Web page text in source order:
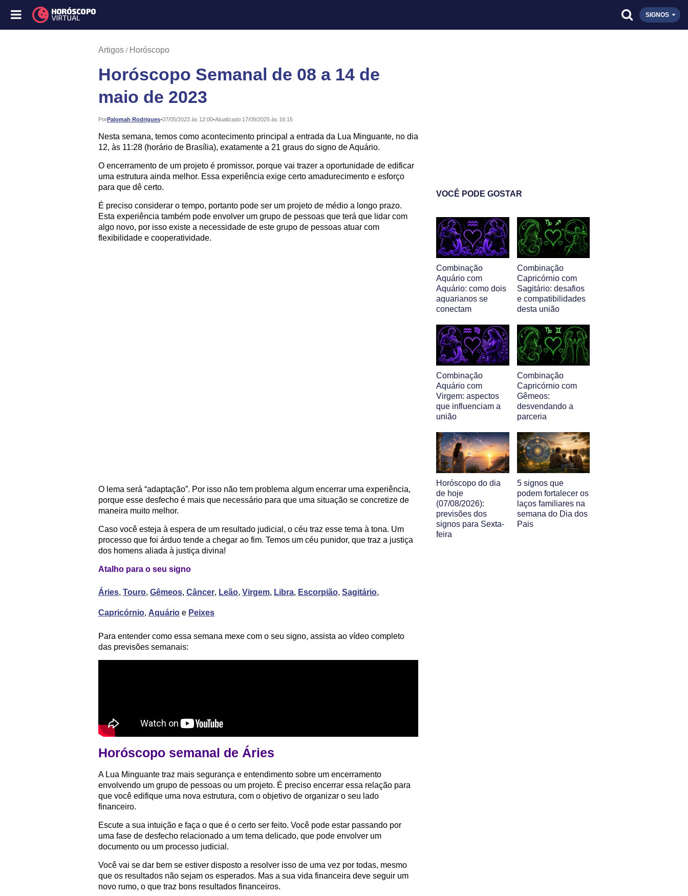
SIGNOS
Artigos Horóscopo
Horóscopo Semanal de 08 a 14 de
maio de 2023
PorPalomah Rodrigues•
Publicado: 07/05/2023 às 12:00•Atualizado:17/09/2025 às 16:15
Nesta semana, temos como acontecimento principal a entrada da Lua Minguante, no dia
12, às 11:28 (horário de Brasília), exatamente a 21 graus do signo de Aquário.
O encerramento de um projeto é promissor, porque vai trazer a oportunidade de edificar
uma estrutura ainda melhor. Essa experiência exige certo amadurecimento e esforço
para que dê certo.
É preciso considerar o tempo, portanto pode ser um projeto de médio a longo prazo.
Esta experiência também pode envolver um grupo de pessoas que terá que lidar com
algo novo, por isso existe a necessidade de este grupo de pessoas atuar com
flexibilidade e cooperatividade.
O lema será “adaptação”. Por isso não tem problema algum encerrar uma experiência,
porque esse desfecho é mais que necessário para que uma situação se concretize de
maneira muito melhor.
Caso você esteja à espera de um resultado judicial, o céu traz esse tema à tona. Um
processo que foi árduo tende a chegar ao fim. Temos um céu punidor, que traz a justiça
dos homens aliada à justiça divina!
Atalho para o seu signo
Áries, Touro, Gêmeos, Câncer, Leão, Virgem, Libra, Escorpião, Sagitário,
Capricórnio, Aquário e Peixes
Para entender como essa semana mexe com o seu signo, assista ao vídeo completo
das previsões semanais:
Horóscopo semanal de Áries
A Lua Minguante traz mais segurança e entendimento sobre um encerramento
envolvendo um grupo de pessoas ou um projeto. É preciso encerrar essa relação para
que você edifique uma nova estrutura, com o objetivo de organizar o seu lado
financeiro.
Escute a sua intuição e faça o que é o certo ser feito. Você pode estar passando por
uma fase de desfecho relacionado a um tema delicado, que pode envolver um
documento ou um processo judicial.
Você vai se dar bem se estiver disposto a resolver isso de uma vez por todas, mesmo
que os resultados não sejam os esperados. Mas a sua vida financeira deve seguir um
novo rumo, o que traz bons resultados financeiros.
VOCÊ PODE GOSTAR
Combinação
Aquário com
Aquário: como dois
aquarianos se
conectam
Combinação
Capricórnio com
Sagitário: desafios
e compatibilidades
desta união
Combinação
Aquário com
Virgem: aspectos
que influenciam a
união
Combinação
Capricórnio com
Gêmeos:
desvendando a
parceria
Horóscopo do dia
de hoje
(07/08/2026):
previsões dos
signos para Sexta-
feira
5 signos que
podem fortalecer os
laços familiares na
semana do Dia dos
Pais